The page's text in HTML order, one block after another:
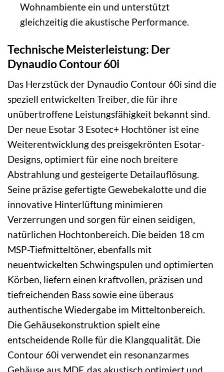
Wohnambiente ein und unterstützt
gleichzeitig die akustische Performance.
Technische Meisterleistung: Der
Dynaudio Contour 60i
Das Herzstück der Dynaudio Contour 60i sind die
speziell entwickelten Treiber, die für ihre
unübertroffene Leistungsfähigkeit bekannt sind.
Der neue Esotar 3 Esotec+ Hochtöner ist eine
Weiterentwicklung des preisgekrönten Esotar-
Designs, optimiert für eine noch breitere
Abstrahlung und gesteigerte Detailauflösung.
Seine präzise gefertigte Gewebekalotte und die
innovative Hinterlüftung minimieren
Verzerrungen und sorgen für einen seidigen,
natürlichen Hochtonbereich. Die beiden 18 cm
MSP-Tiefmitteltöner, ebenfalls mit
neuentwickelten Schwingspulen und optimierten
Körben, liefern einen kraftvollen, präzisen und
tiefreichenden Bass sowie eine überaus
authentische Wiedergabe im Mitteltonbereich.
Die Gehäusekonstruktion spielt eine
entscheidende Rolle für die Klangqualität. Die
Contour 60i verwendet ein resonanzarmes